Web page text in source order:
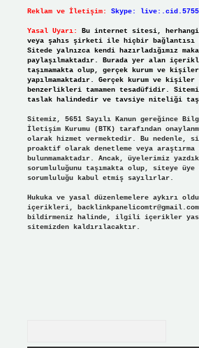
Reklam ve İletişim: Skype:
Yasal Uyarı:
Bu internet sitesi, herhangi
veya şahıs şirketi ile hiçbir bağlantısı
Sitede yalnızca kendi hazırladığımız
paylaşılmaktadır. Burada yer alan
taşımamakta olup, gerçek kurum ve kişiler
yapılmamaktadır. Gerçek kurum ve
benzerlikleri tamamen tesadüfidir.
taslak halindedir ve tavsiye niteliği
Sitemiz, 5651 Sayılı Kanun gereğince
İletişim Kurumu (BTK) tarafından
olarak hizmet vermektedir. Bu nedenle,
proaktif olarak denetleme veya araştırma
bulunmamaktadır. Ancak, üyelerimiz
sorumluluğunu taşımakta olup, siteye üye
sorumluluğu kabul etmiş sayılırlar.
Hukuka ve yasal düzenlemelere aykırı
içerikleri, backlinkpanelicomtr@gmail.com
bildirmeniz halinde, ilgili içerikler
sitemizden kaldırılacaktır.